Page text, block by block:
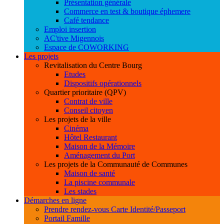
Présentation générale
Commerce en test & boutique éphemere
Café tendance
Emploi insertion
AC'tive Migennois
Espace de COWORKING
Les projets
Revitalisation du Centre Bourg
Etudes
Dispositifs opérationnels
Quartier prioritaire (QPV)
Contrat de ville
Conseil citoyen
Les projets de la ville
Cinéma
Hôtel Restaurant
Maison de la Mémoire
Aménagement du Port
Les projets de la Communauté de Communes
Maison de santé
La piscine communale
Les stades
Démarches en ligne
Prendre rendez-vous Carte Identité/Passeport
Portail Famille